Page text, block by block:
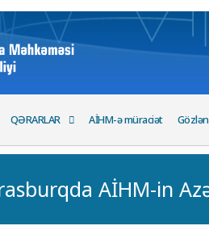
QƏRARLAR AİHM-ə müraciət
AİHM-in